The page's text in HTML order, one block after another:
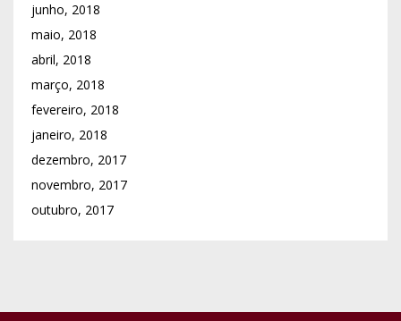
junho, 2018
maio, 2018
abril, 2018
março, 2018
fevereiro, 2018
janeiro, 2018
dezembro, 2017
novembro, 2017
outubro, 2017